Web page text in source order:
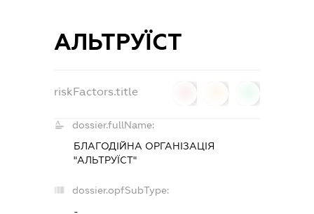
АЛЬТРУЇСТ
riskFactors.title
dossier.fullName:
БЛАГОДІЙНА ОРГАНІЗАЦІЯ
"АЛЬТРУЇСТ"
dossier.opfSubType:
-